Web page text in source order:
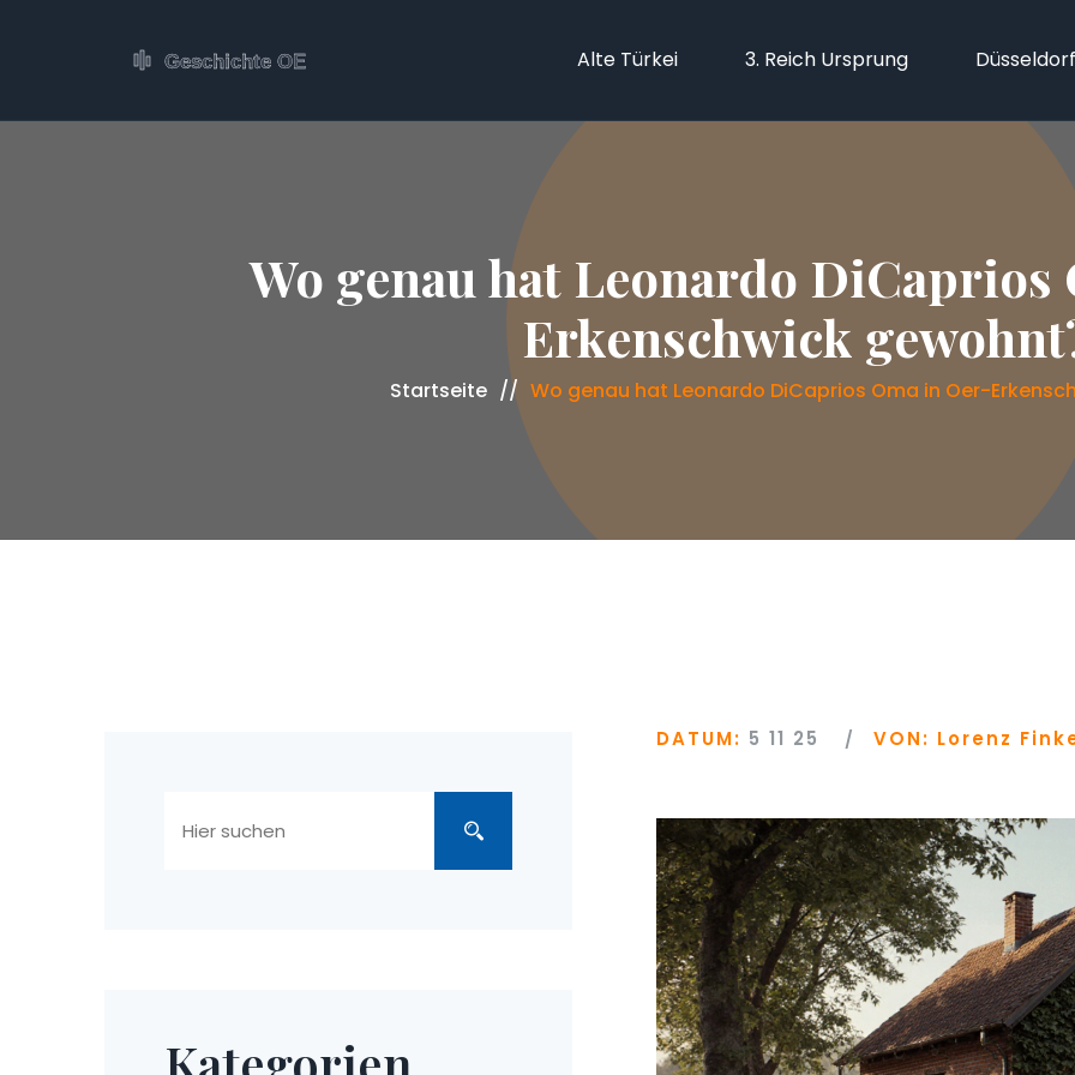
Alte Türkei 3. Reich Ursprung
Wo genau hat Leonardo
Erkenschwick
Startseite Wo genau hat Leonardo DiCaprios Oma in Oer-
DATUM: 5 11 25 VON: Lorenz